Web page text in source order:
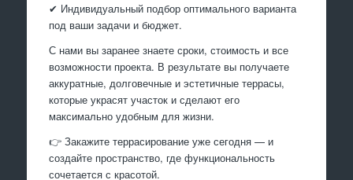
✔ Индивидуальный подбор оптимального варианта
под ваши задачи и бюджет.
С нами вы заранее знаете сроки, стоимость и все
возможности проекта. В результате вы получаете
аккуратные, долговечные и эстетичные террасы,
которые украсят участок и сделают его
максимально удобным для жизни.
👉 Закажите террасирование уже сегодня — и
создайте пространство, где функциональность
сочетается с красотой.